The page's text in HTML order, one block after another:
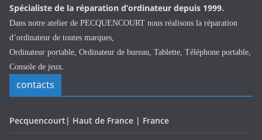
Spécialiste de la réparation d’ordinateur depuis 1999.
Dans notre atelier de PECQUENCOURT nous réalisons la réparation
d’ordinateur de toutes marques,
Ordinateur portable, Ordinateur de bureau, Tablette, Téléphone portable,
Console de jeux.
contacts
Pecquencourt| Haut de France | France